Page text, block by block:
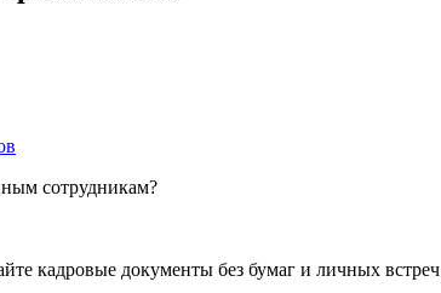
сотрудникам?
кадровые документы без бумаг и личных встреч